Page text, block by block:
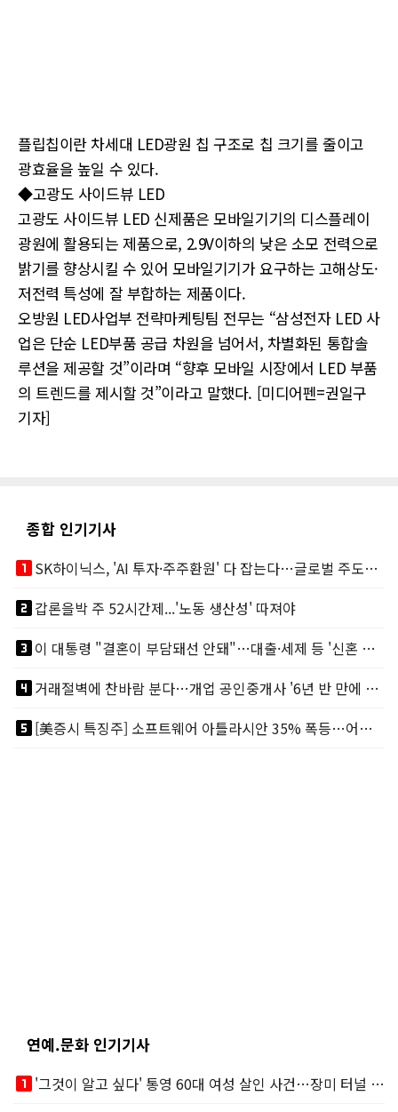
플립칩이란 차세대 LED광원 칩 구조로 칩 크기를 줄이고
광효율을 높일 수 있다.
◆고광도 사이드뷰 LED
고광도 사이드뷰 LED 신제품은 모바일기기의 디스플레이
광원에 활용되는 제품으로, 2.9V이하의 낮은 소모 전력으로
밝기를 향상시킬 수 있어 모바일기기가 요구하는 고해상도·
저전력 특성에 잘 부합하는 제품이다.
오방원 LED사업부 전략마케팅팀 전무는 “삼성전자 LED 사
업은 단순 LED부품 공급 차원을 넘어서, 차별화된 통합솔
루션을 제공할 것”이라며 “향후 모바일 시장에서 LED 부품
의 트렌드를 제시할 것”이라고 말했다. [미디어펜=권일구
기자]
종합 인기기사
looks_one
SK하이닉스, 'AI 투자·주주환원' 다 잡는다…글로벌 주도권 굳히기
looks_two갑론을박 주 52시간제...'노동 생산성' 따져야
looks_3
이 대통령 "결혼이 부담돼선 안돼"…대출·세제 등 '신혼 걸림돌' 제거
looks_4
거래절벽에 찬바람 분다…개업 공인중개사 '6년 반 만에 최저'
looks_5
[美증시 특징주] 소프트웨어 아틀라시안 35% 폭등…어닝서프, 투자의견 줄줄이 상향
연예.문화 인기기사
looks_one
'그것이 알고 싶다' 통영 60대 여성 살인 사건…장미 터널 아래 킬러, 누구냐 넌?